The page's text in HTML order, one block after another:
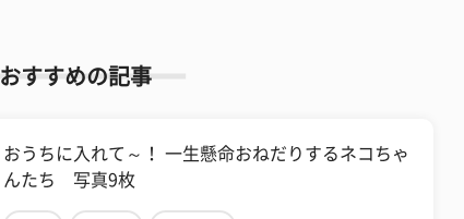
おすすめの記事
おうちに入れて～！ 一生懸命おねだりするネコちゃ
んたち 写真9枚